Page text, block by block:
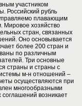
участником
Российский рубль
плавающим
Мировое хозяйство
стран, связанных
Оно основывается
более 200 стран и
по различным
Три основные
страны и страны с
м-н отношений –
осуществляются при
многообразными
возникает